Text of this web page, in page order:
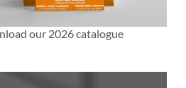
our 2026 catalogue